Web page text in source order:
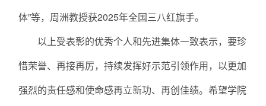
体”等，周洲教授获2025年全国三八红旗手。
以上受表彰的优秀个人和先进集体一致表示，要珍
惜荣誉、再接再厉，持续发挥好示范引领作用，以更加
强烈的责任感和使命感再立新功、再创佳绩。希望学院